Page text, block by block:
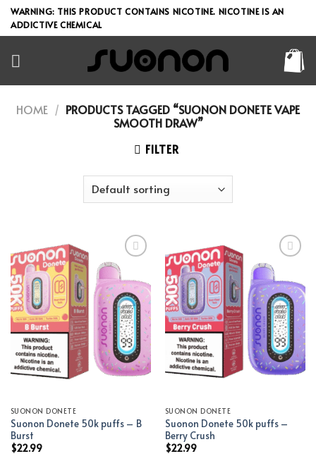
Skip
to
WARNING: THIS PRODUCT CONTAINS NICOTINE. NICOTINE IS AN
ADDICTIVE CHEMICAL
HOME / PRODUCTS TAGGED “SUONON DONETE VAPE
SMOOTH DRAW”
FILTER
Add to wishlist
SUONON DONETE
Suonon Donete 50k puffs – B
Burst
$22.99
Add to wishlist
SUONON DONETE
Suonon Donete 50k puffs –
Berry Crush
$22.99